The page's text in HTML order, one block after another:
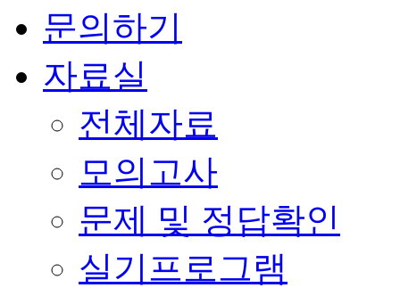
문의하기
자료실
전체자료
모의고사
문제 및 정답확인
실기프로그램